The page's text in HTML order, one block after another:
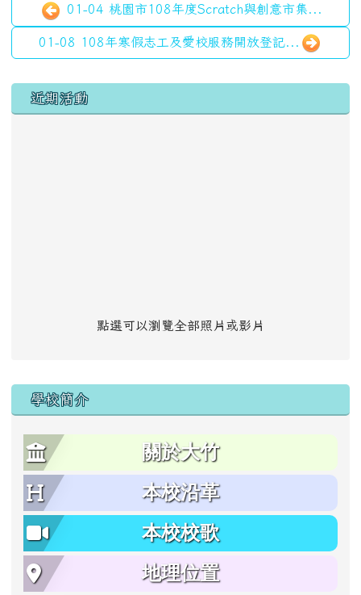
01-04 桃園市108年度Scratch與創意市集...
01-08 108年寒假志工及愛校服務開放登記...
左邊區域內容
近期活動
點選可以瀏覽全部照片或影片
學校簡介
關於大竹
本校沿革
本校校歌
地理位置